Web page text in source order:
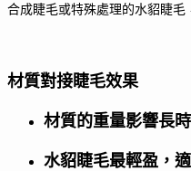
合成睫毛或特殊處理的水貂睫毛
材質對接睫毛效果
材質的重量影響長
水貂睫毛最輕盈，